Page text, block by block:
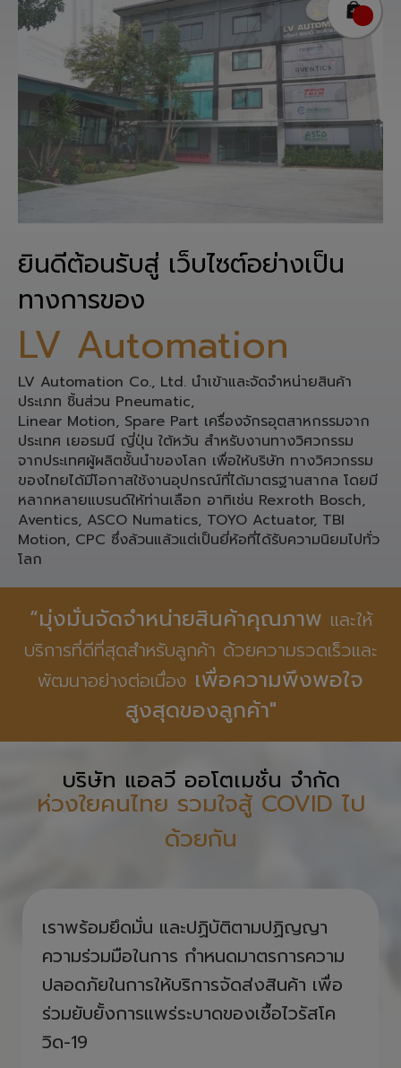
ยินดีต้อนรับสู่ เว็บไซต์อย่างเป็น
ทางการของ
LV Automation
LV Automation Co., Ltd. นำเข้าและจัดจำหน่ายสินค้า
ประเภท ชิ้นส่วน Pneumatic,
Linear Motion, Spare Part เครื่องจักรอุตสาหกรรมจาก
ประเทศ เยอรมนี ญี่ปุ่น ใต้หวัน สำหรับงานทางวิศวกรรม
จากประเทศผู้ผลิตชั้นนำของโลก เพื่อให้บริษัท ทางวิศวกรรม
ของไทยได้มีโอกาสใช้งานอุปกรณ์ที่ได้มาตรฐานสากล โดยมี
หลากหลายแบรนด์ให้ท่านเลือก อาทิเช่น Rexroth Bosch,
Aventics, ASCO Numatics, TOYO Actuator, TBI
Motion, CPC ซึ่งล้วนแล้วแต่เป็นยี่ห้อที่ได้รับความนิยมไปทั่ว
โลก
“มุ่งมั่นจัดจำหน่ายสินค้าคุณภาพ และให้
บริการที่ดีที่สุดสำหรับลูกค้า ด้วยความรวดเร็วและ
พัฒนาอย่างต่อเนื่อง เพื่อความพึงพอใจ
สูงสุดของลูกค้า"
บริษัท แอลวี ออโตเมชั่น จำกัด
ห่วงใยคนไทย รวมใจสู้ COVID ไป
ด้วยกัน
เราพร้อมยึดมั่น และปฏิบัติตามปฏิญญา
ความร่วมมือในการ กำหนดมาตรการความ
ปลอดภัยในการให้บริการจัดส่งสินค้า เพื่อ
ร่วมยับยั้งการแพร่ระบาดของเชื้อไวรัสโค
วิด-19